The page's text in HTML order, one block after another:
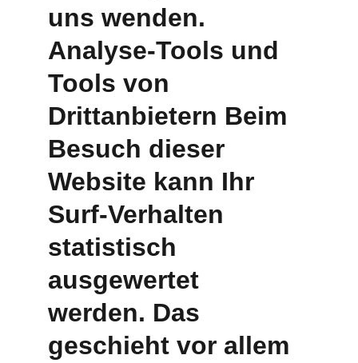
uns wenden.
Analyse-Tools und
Tools von
Drittanbietern Beim
Besuch dieser
Website kann Ihr
Surf-Verhalten
statistisch
ausgewertet
werden. Das
geschieht vor allem